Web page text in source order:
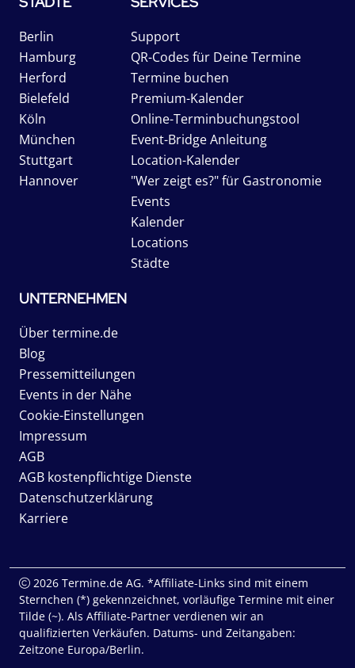
Berlin
Hamburg
Herford
Bielefeld
Köln
München
Stuttgart
Hannover
Support
QR-Codes für Deine Termine
Termine buchen
Premium-Kalender
Online-Terminbuchungstool
Event-Bridge Anleitung
Location-Kalender
"Wer zeigt es?" für Gastronomie
Events
Kalender
Locations
Städte
UNTERNEHMEN
Über termine.de
Blog
Pressemitteilungen
Events in der Nähe
Cookie-Einstellungen
Impressum
AGB
AGB kostenpflichtige Dienste
Datenschutzerklärung
Karriere
2026 Termine.de AG. *Affiliate-Links sind mit einem
Sternchen (*) gekennzeichnet, vorläufige Termine mit einer
Tilde (~). Als Affiliate-Partner verdienen wir an
qualifizierten Verkäufen. Datums- und Zeitangaben:
Zeitzone Europa/Berlin.